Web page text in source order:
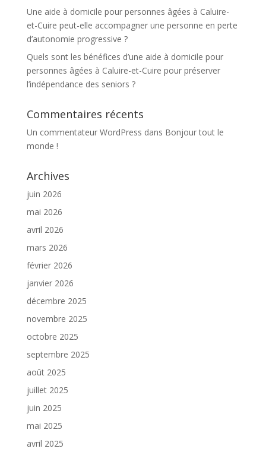
Une aide à domicile pour personnes âgées à Caluire-
et-Cuire peut-elle accompagner une personne en perte
d’autonomie progressive ?
Quels sont les bénéfices d’une aide à domicile pour
personnes âgées à Caluire-et-Cuire pour préserver
l’indépendance des seniors ?
Commentaires récents
Un commentateur WordPress dans Bonjour tout le
monde !
Archives
juin 2026
mai 2026
avril 2026
mars 2026
février 2026
janvier 2026
décembre 2025
novembre 2025
octobre 2025
septembre 2025
août 2025
juillet 2025
juin 2025
mai 2025
avril 2025